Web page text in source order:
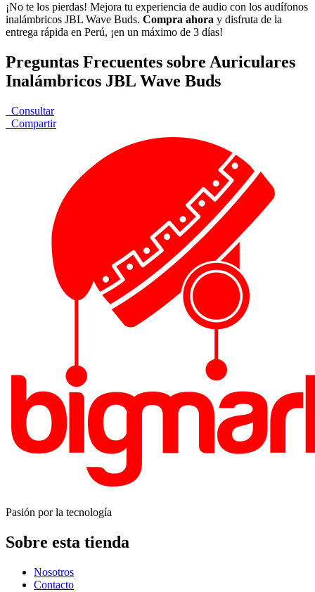
¡No te los pierdas! Mejora tu experiencia de audio con los audífonos
inalámbricos JBL Wave Buds. Compra ahora y disfruta de la
entrega rápida en Perú, ¡en un máximo de 3 días!
Preguntas Frecuentes sobre Auriculares
Inalámbricos JBL Wave Buds
Consultar
Compartir
Pasión por la tecnología
Sobre esta tienda
Nosotros
Contacto